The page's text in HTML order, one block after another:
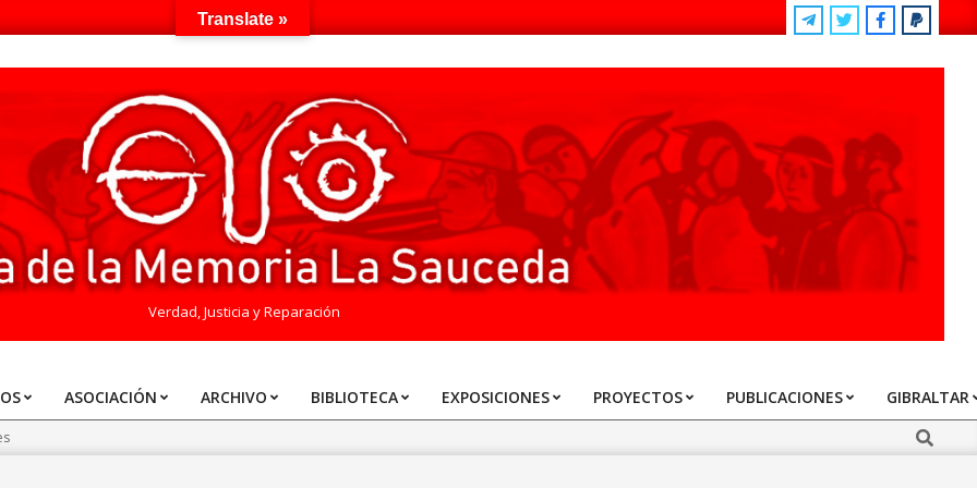
Verdad, Justicia y Reparación
ASOCIACIÓN ARCHIVO BIBLIOTECA EXPOSICIONES PROYECTOS PUBLICACIONES GIBRALTAR
Search
Translate »